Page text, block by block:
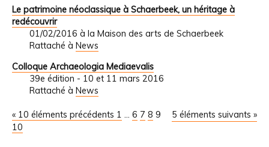
Le patrimoine néoclassique à Schaerbeek, un héritage à
redécouvrir
01/02/2016 à la Maison des arts de Schaerbeek
Rattaché à News
Colloque Archaeologia Mediaevalis
39e édition - 10 et 11 mars 2016
Rattaché à News
« 10 éléments précédents 5 éléments suivants »
1 ... 6 7 8 9
10